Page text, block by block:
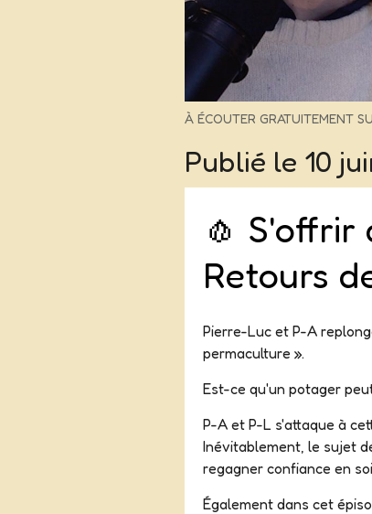
À ÉCOUTER GRATUITEMENT
Publié le 10
🧄 S'offrir
Retours
Pierre-Luc et P-A
permaculture ».
Est-ce qu'un potager
P-A et P-L s'attaque à
Inévitablement, le sujet
regagner confiance en soi
Également dans cet